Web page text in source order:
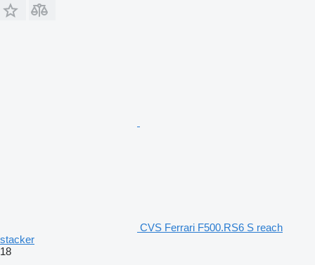
CVS Ferrari F500.RS6 S reach
stacker
18